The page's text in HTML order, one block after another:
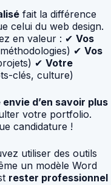
fait la différence
celui du web design.
en valeur : ✔ Vos
✔ Vos
✔ Votre
clés, culture)
envie d’en savoir plus
votre portfolio.
candidature !
utiliser des outils
un modèle Word
rester professionnel